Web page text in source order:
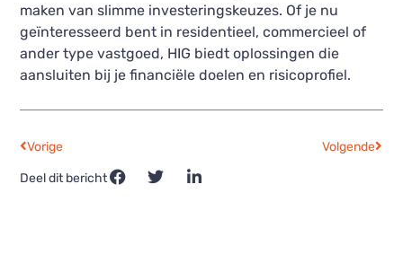
maken van slimme investeringskeuzes. Of je nu
geïnteresseerd bent in residentieel, commercieel of
ander type vastgoed, HIG biedt oplossingen die
aansluiten bij je financiële doelen en risicoprofiel.
Vorige Volgende
Deel dit bericht